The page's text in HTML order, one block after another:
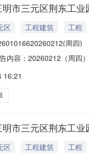
市三元区荆东工
区 工程建筑 工程
周四)
内容：20260212（周四
16:21
市三元区荆东工
区 工程建筑 工程